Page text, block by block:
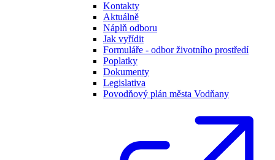
Kontakty
Aktuálně
Náplň odboru
Jak vyřídit
Formuláře - odbor životního prostředí
Poplatky
Dokumenty
Legislativa
Povodňový plán města Vodňany